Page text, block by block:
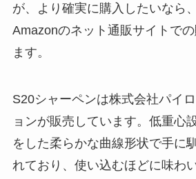
が、より確実に購入したいなら
Amazonのネット通販サイトで
ます。
S20シャーペンは株式会社パイ
ョンが販売しています。低重心
をした柔らかな曲線形状で手に
れており、使い込むほどに味わ